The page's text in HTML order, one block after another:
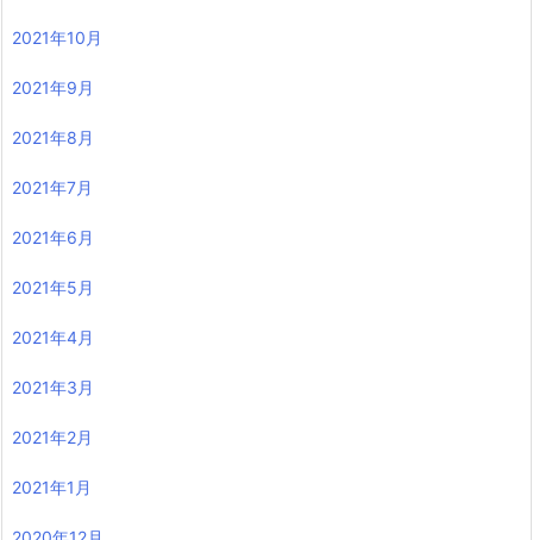
2021年10月
2021年9月
2021年8月
2021年7月
2021年6月
2021年5月
2021年4月
2021年3月
2021年2月
2021年1月